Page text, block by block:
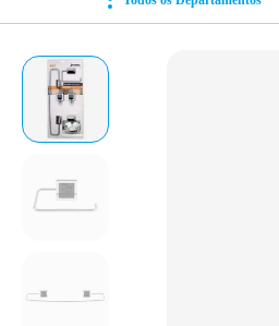
2º ceramica
3º tinta
porcelanato
5º revestimento
pia
7º vaso sanitário
9º chuveiro